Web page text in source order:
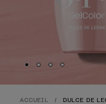
Skip to slide
Skip to slide
Skip to slide
Skip to
ACCUEIL DULCE DE